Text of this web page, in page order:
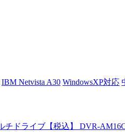
IBM Netvista A30 WindowsXP対応
ドライブ【税込】 DVR-